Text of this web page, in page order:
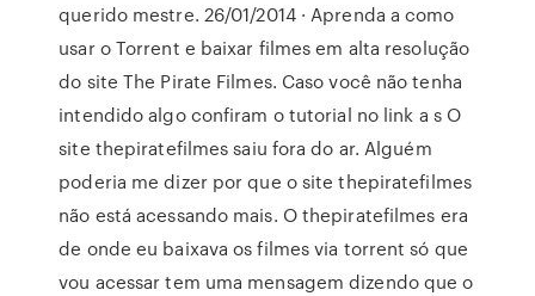
querido mestre. 26/01/2014 · Aprenda a como
usar o Torrent e baixar filmes em alta resolução
do site The Pirate Filmes. Caso você não tenha
intendido algo confiram o tutorial no link a s O
site thepiratefilmes saiu fora do ar. Alguém
poderia me dizer por que o site thepiratefilmes
não está acessando mais. O thepiratefilmes era
de onde eu baixava os filmes via torrent só que
vou acessar tem uma mensagem dizendo que o